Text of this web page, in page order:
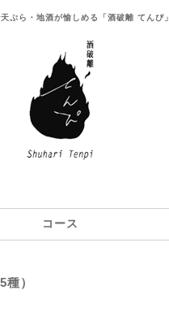
ぷら・地酒が愉しめる「酒破離 てんぴ」
コース
）